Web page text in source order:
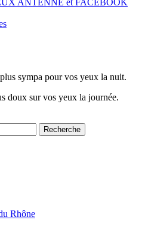
ANTENNE et FACEBOOK
sympa pour vos yeux la nuit.
doux sur vos yeux la journée.
Recherche